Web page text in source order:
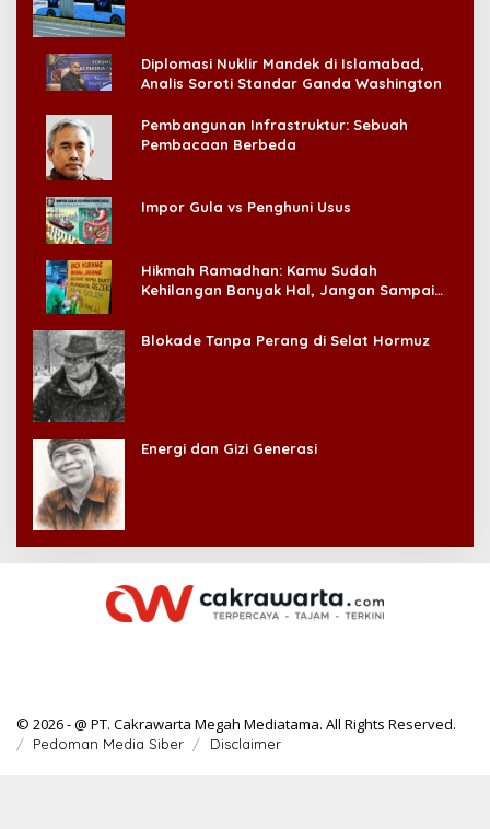
Diplomasi Nuklir Mandek di Islamabad,
Analis Soroti Standar Ganda Washington
Pembangunan Infrastruktur: Sebuah
Pembacaan Berbeda
Impor Gula vs Penghuni Usus
Hikmah Ramadhan: Kamu Sudah
Kehilangan Banyak Hal, Jangan Sampai
Blokade Tanpa Perang di Selat Hormuz
Energi dan Gizi Generasi
© 2026 - @ PT. Cakrawarta Megah Mediatama. All Rights Reserved.
Pedoman Media Siber Disclaimer